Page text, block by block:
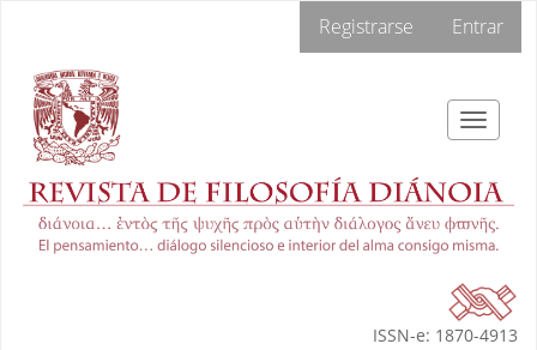
Contenido
principal
Barra
lateral
Registrarse Entrar
Toggle
ISSN-e: 1870-4913